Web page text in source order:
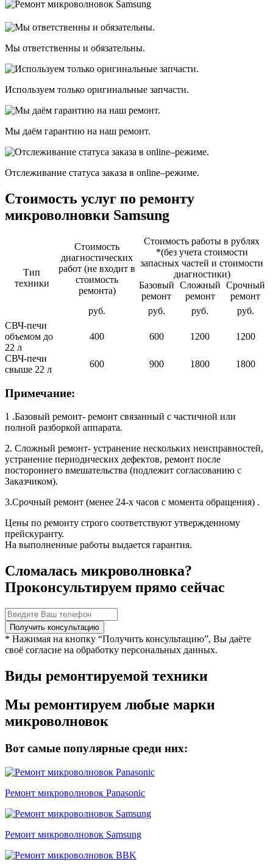
Мы ответственны и обязательны.
Используем только оригинальные запчасти.
Мы даём гарантию на наш ремонт.
Отслеживание статуса заказа в оnline–режиме.
Стоимость услуг по ремонту
микроволновки Samsung
Тип
техники
Стоимость
диагностичеcких
работ (не входит в
стоимость
ремонта)
Стоимость работы в рублях
*(без учета стоимости
запасных частей и стоимости
диагностики)
Базовый
ремонт
Сложный
ремонт
Срочный
ремонт
руб.
руб. руб.
руб.
СВЧ-печи
объемом до
22 л
400 600 1200 1200
СВЧ-печи
свыше 22 л
600 900 1800 1800
Примечание:
1 .Базовый ремонт- ремонт связанный с частичной или
полной разборкой аппарата.
2. Сложный ремонт- устранение нескольких неисправностей,
устранение периодических дефектов, ремонт после
постороннего вмешательства (подлежит согласованию с
Заказчиком).
3.Срочный ремонт (менее 24-х часов с момента обращения) .
Цены по ремонту строго соответствуют утвержденному
прейскуранту.
На выполненные работы выдается гарантия.
Сломалась микроволновка?
Проконсультируем прямо сейчас
* Нажимая на кнопку “Получить консультацию”, Вы даёте
своё согласие на обработку персональных данных.
Виды ремонтируемой техники
Мы ремонтируем любые марки
микроволновок
Вот самые популярные среди них:
Ремонт микроволновок Panasonic
Ремонт микроволновок Samsung